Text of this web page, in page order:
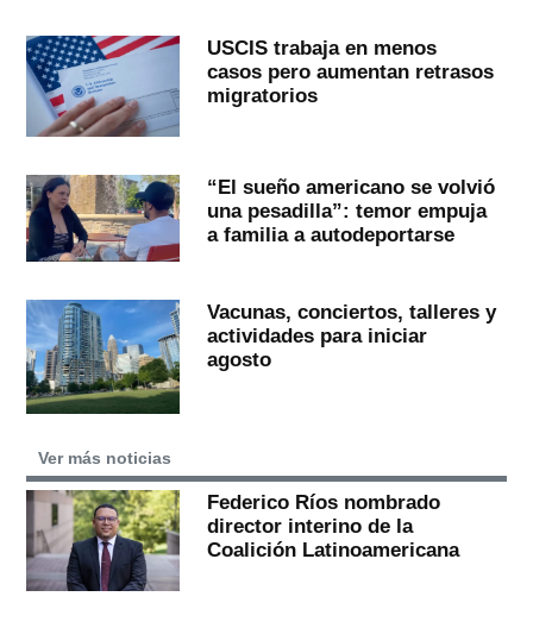
USCIS trabaja en menos
casos pero aumentan retrasos
migratorios
“El sueño americano se volvió
una pesadilla”: temor empuja
a familia a autodeportarse
Vacunas, conciertos, talleres y
actividades para iniciar
agosto
Ver más noticias
Federico Ríos nombrado
director interino de la
Coalición Latinoamericana